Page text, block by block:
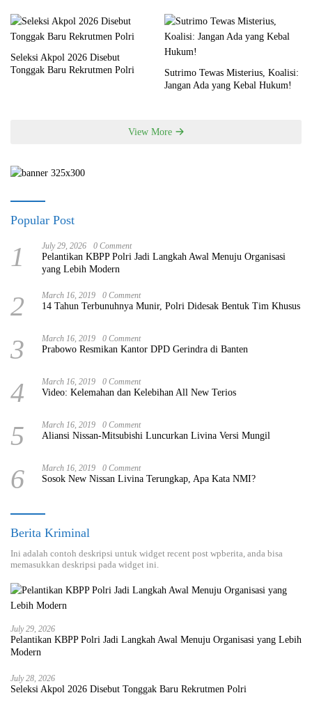
Seleksi Akpol 2026 Disebut
Tonggak Baru Rekrutmen Polri
Sutrimo Tewas Misterius, Koalisi:
Jangan Ada yang Kebal Hukum!
View More
Popular Post
1 July 29, 2026 0 Comment
Pelantikan KBPP Polri Jadi Langkah Awal Menuju Organisasi
yang Lebih Modern
2 March 16, 2019 0 Comment
14 Tahun Terbunuhnya Munir, Polri Didesak Bentuk Tim Khusus
3 March 16, 2019 0 Comment
Prabowo Resmikan Kantor DPD Gerindra di Banten
4 March 16, 2019 0 Comment
Video: Kelemahan dan Kelebihan All New Terios
5 March 16, 2019 0 Comment
Aliansi Nissan-Mitsubishi Luncurkan Livina Versi Mungil
6 March 16, 2019 0 Comment
Sosok New Nissan Livina Terungkap, Apa Kata NMI?
Berita Kriminal
Ini adalah contoh deskripsi untuk widget recent post wpberita, anda bisa
memasukkan deskripsi pada widget ini.
July 29, 2026
Pelantikan KBPP Polri Jadi Langkah Awal Menuju Organisasi yang Lebih
Modern
July 28, 2026
Seleksi Akpol 2026 Disebut Tonggak Baru Rekrutmen Polri